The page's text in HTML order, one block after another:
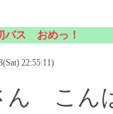
バス おめっ！
22:55:11)
ん こん